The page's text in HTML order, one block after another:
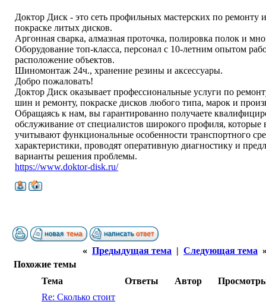
Доктор Диск - это сеть профильных мастерских по ремонту
покраске литых дисков.
Аргонная сварка, алмазная проточка, полировка полок и
Оборудование топ-класса, персонал с 10-летним опытом
расположение объектов.
Шиномонтаж 24ч., хранение резины и аксессуары.
Добро пожаловать!
Доктор Диск оказывает профессиональные услуги по
шин и ремонту, покраске дисков любого типа, марок и
Обращаясь к нам, вы гарантированно получаете
обслуживание от специалистов широкого профиля, которые
учитывают функциональные особенности транспортного
характеристики, проводят оперативную диагностику и
варианты решения проблемы.
https://www.doktor-disk.ru/
« Предыдущая тема | Следующая тема
Похожие темы
Тема
Ответы Автор
Re: Сколько стоит